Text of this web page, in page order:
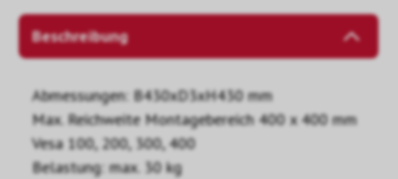
Beschreibung
Abmessungen: B430xD3xH430 mm
Max. Reichweite Montagebereich 400 x 400 mm
Vesa 100, 200, 300, 400
Belastung: max. 30 kg